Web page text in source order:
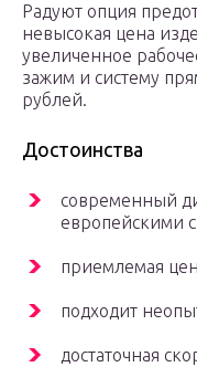
Радуют опция
невысокая цена
увеличенное
зажим и систему
рублей.
Достоинства
современный
европейскими
приемлемая
подходит
достаточная